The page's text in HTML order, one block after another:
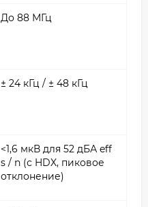
До 88 МГц
± 24 кГц / ± 48 кГц
<1,6 мкВ для 52 дБА eff
s / n (с HDX, пиковое
отклонение)